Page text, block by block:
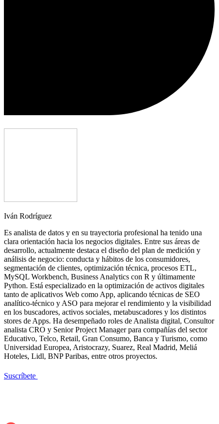
Iván Rodríguez
Es analista de datos y en su trayectoria profesional ha tenido una
clara orientación hacia los negocios digitales. Entre sus áreas de
desarrollo, actualmente destaca el diseño del plan de medición y
análisis de negocio: conducta y hábitos de los consumidores,
segmentación de clientes, optimización técnica, procesos ETL,
MySQL Workbench, Business Analytics con R y últimamente
Python. Está especializado en la optimización de activos digitales
tanto de aplicativos Web como App, aplicando técnicas de SEO
analítico-técnico y ASO para mejorar el rendimiento y la visibilidad
en los buscadores, activos sociales, metabuscadores y los distintos
stores de Apps. Ha desempeñado roles de Analista digital, Consultor
analista CRO y Senior Project Manager para compañías del sector
Educativo, Telco, Retail, Gran Consumo, Banca y Turismo, como
Universidad Europea, Aristocrazy, Suarez, Real Madrid, Meliá
Hoteles, Lidl, BNP Paribas, entre otros proyectos.
Suscríbete